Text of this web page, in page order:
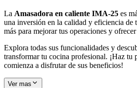
La Amasadora en caliente IMA-25 es
una inversión en la calidad y eficiencia de
más para mejorar tus operaciones y
Explora todas sus funcionalidades y
transformar tu cocina profesional. ¡Haz tu
comienza a disfrutar de sus beneficios!
Ver mas